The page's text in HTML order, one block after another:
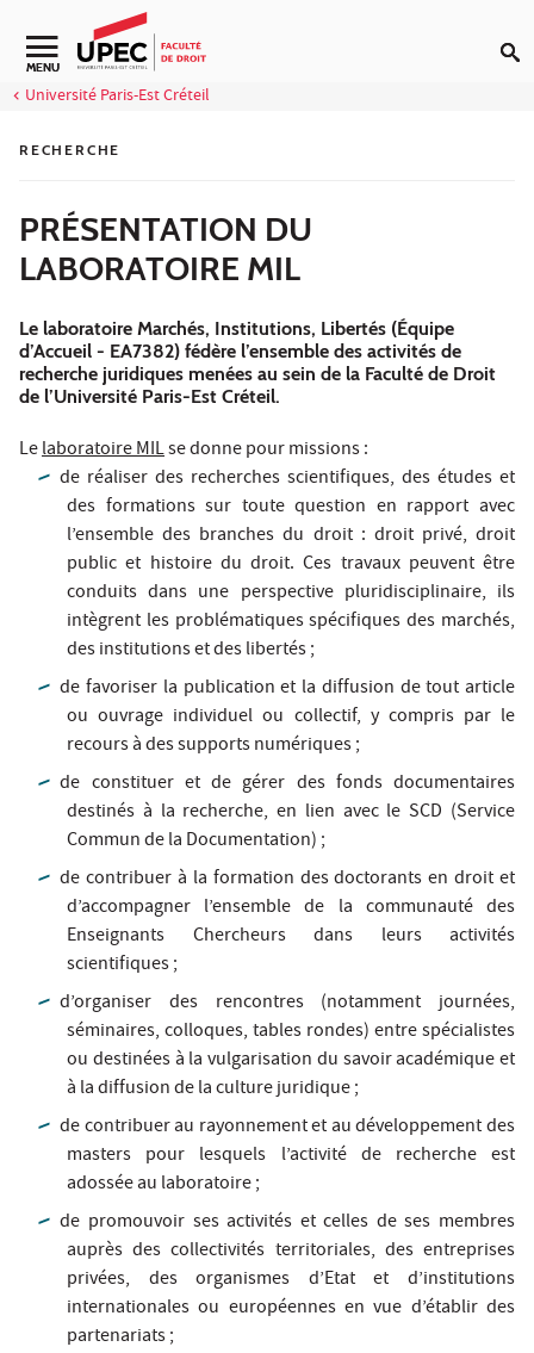
Aller au contenu
Navigation secondaire
MENU
Université Paris-Est Créteil
RECHERCHE
PRÉSENTATION DU
LABORATOIRE MIL
Le laboratoire Marchés, Institutions, Libertés (Équipe
d’Accueil - EA7382) fédère l’ensemble des activités de
recherche juridiques menées au sein de la Faculté de Droit
de l’Université Paris-Est Créteil.
Lelaboratoire MILse donne pour missions :
de réaliser des recherches scientifiques, des études et
des formations sur toute question en rapport avec
l’ensemble des branches du droit : droit privé, droit
public et histoire du droit. Ces travaux peuvent être
conduits dans une perspective pluridisciplinaire, ils
intègrent les problématiques spécifiques des marchés,
des institutions et des libertés ;
de favoriser la publication et la diffusion de tout article
ou ouvrage individuel ou collectif, y compris par le
recours à des supports numériques ;
de constituer et de gérer des fonds documentaires
destinés à la recherche, en lien avec le SCD (Service
Commun de la Documentation) ;
de contribuer à la formation des doctorants en droit et
d’accompagner l’ensemble de la communauté des
Enseignants Chercheurs dans leurs activités
scientifiques ;
d’organiser des rencontres (notamment journées,
séminaires, colloques, tables rondes) entre spécialistes
ou destinées à la vulgarisation du savoir académique et
à la diffusion de la culture juridique ;
de contribuer au rayonnement et au développement des
masters pour lesquels l’activité de recherche est
adossée au laboratoire ;
de promouvoir ses activités et celles de ses membres
auprès des collectivités territoriales, des entreprises
privées, des organismes d’Etat et d’institutions
internationales ou européennes en vue d’établir des
partenariats ;